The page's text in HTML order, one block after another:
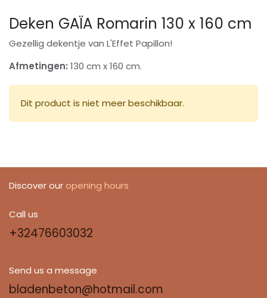
Deken GAÏA Romarin 130 x 160 cm
Gezellig dekentje van L'Effet Papillon!
Afmetingen: 130 cm x 160 cm.
Dit product is niet meer beschikbaar.
Discover our opening hours
Call us
+32476603032
Send us a message
bladenbeton@hotmail.com